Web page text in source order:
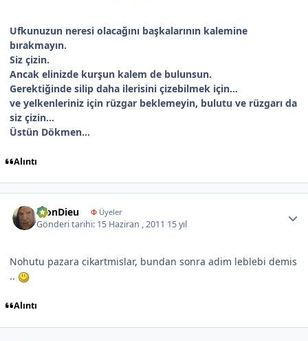
Ufkunuzun neresi olacağını başkalarının kalemine
bırakmayın.
Siz çizin.
Ancak elinizde kurşun kalem de bulunsun.
Gerektiğinde silip daha ilerisini çizebilmek için...
ve yelkenleriniz için rüzgar beklemeyin, bulutu ve rüzgarı da
siz çizin...
Üstün Dökmen...
Alıntı
MonDieu ΦÜyeler
Gönderi tarihi: 15 Haziran , 2011 15 yıl
Nohutu pazara cikartmislar, bundan sonra adim leblebi demis
..
Alıntı